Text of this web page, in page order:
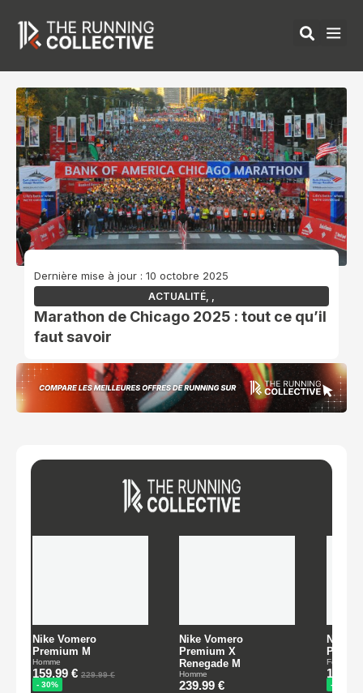
contenu
Dernière mise à jour : 10 octobre 2025
ACTUALITÉ
Marathon de Chicago 2025 : tout ce qu’il
faut savoir